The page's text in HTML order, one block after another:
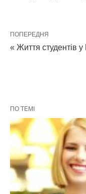
ПОПЕРЕДНЯ
« Життя студентів
ПО ТЕМІ